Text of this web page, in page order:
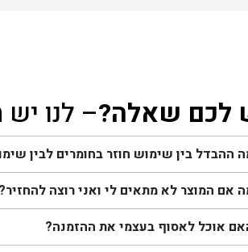
לכם שאלה?– לנו
ההבדל בין שימוש חוזר בחומרים לבין
אם המוצר לא מתאים לי ואני רוצה להחזיר?
אוכל לאסוף בעצמי את ההזמנה?